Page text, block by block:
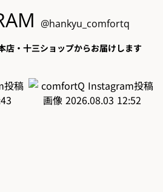
@hankyu_comfortq
店・十三ショップからお届けします